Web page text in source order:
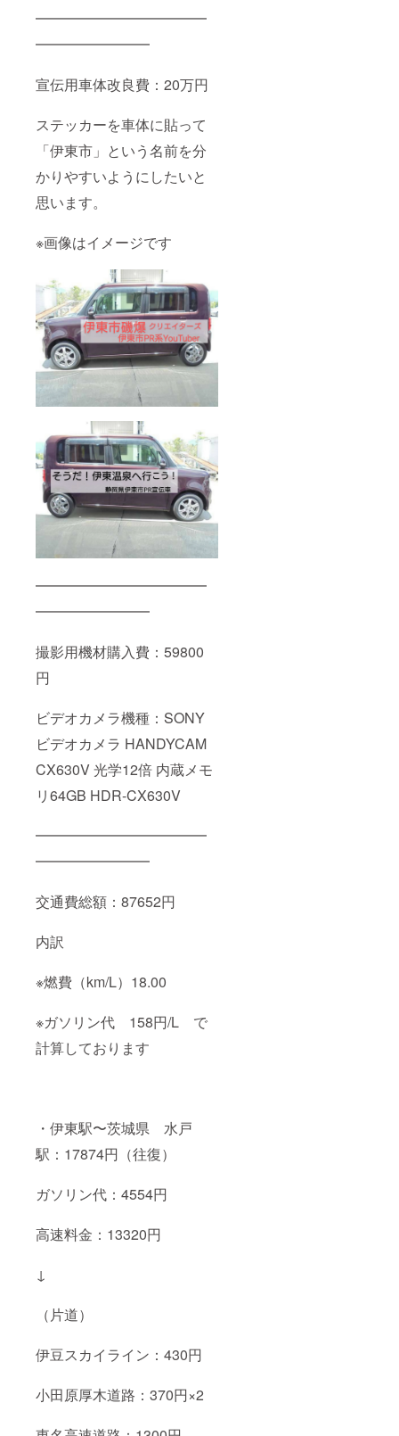
━━━━━━━━━━━━
━━━━━━━━
宣伝用車体改良費：20万円
ステッカーを車体に貼って
「伊東市」という名前を分
かりやすいようにしたいと
思います。
※画像はイメージです
━━━━━━━━━━━━
━━━━━━━━
撮影用機材購入費：59800
円
ビデオカメラ機種：SONY
ビデオカメラ HANDYCAM
CX630V 光学12倍 内蔵メモ
リ64GB HDR-CX630V
━━━━━━━━━━━━
━━━━━━━━
交通費総額：87652円
内訳
※燃費（km/L）18.00
※ガソリン代 158円/L で
計算しております
・伊東駅〜茨城県 水戸
駅：17874円（往復）
ガソリン代：4554円
高速料金：13320円
↓
（片道）
伊豆スカイライン：430円
小田原厚木道路：370円×2